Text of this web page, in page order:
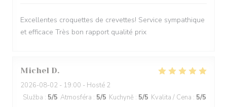
Excellentes croquettes de crevettes! Service sympathique
et efficace Très bon rapport qualité prix
Michel D
2026-08-02 - 19:00 - Hosté 2
Služba : 5/5 Atmosféra : 5/5 Kuchyně : 5/5 Kvalita / Cena : 5/5